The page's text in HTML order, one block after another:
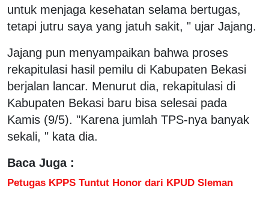
untuk menjaga kesehatan selama bertugas,
tetapi jutru saya yang jatuh sakit, " ujar Jajang.
Jajang pun menyampaikan bahwa proses
rekapitulasi hasil pemilu di Kabupaten Bekasi
berjalan lancar. Menurut dia, rekapitulasi di
Kabupaten Bekasi baru bisa selesai pada
Kamis (9/5). "Karena jumlah TPS-nya banyak
sekali, " kata dia.
Baca Juga :
Petugas KPPS Tuntut Honor dari KPUD Sleman